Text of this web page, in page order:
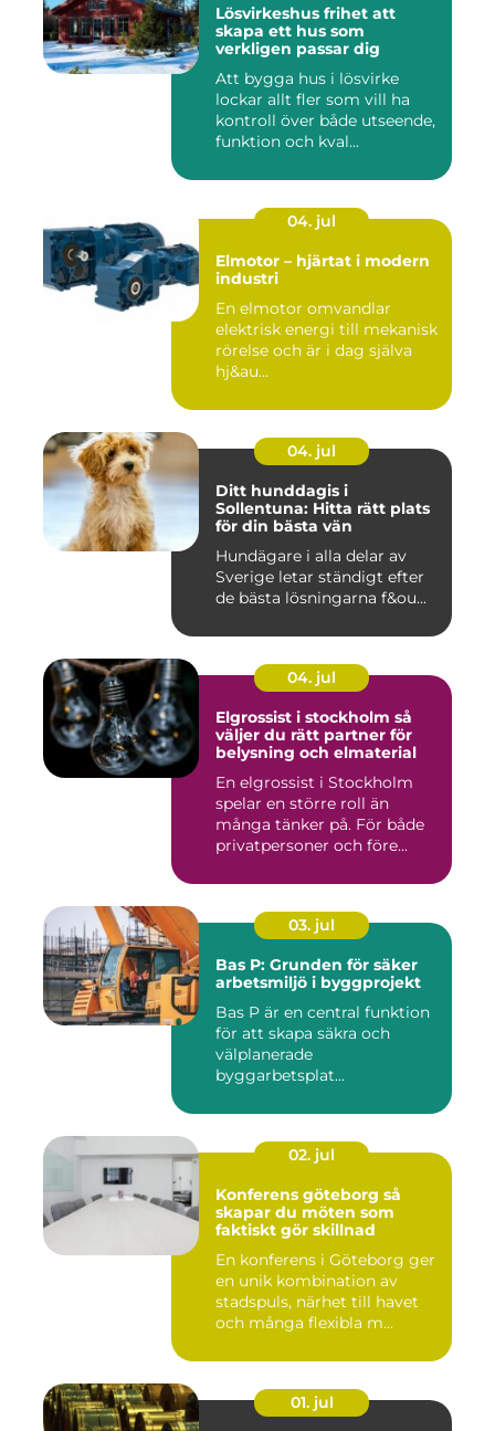
Lösvirkeshus frihet att
skapa ett hus som
verkligen passar dig
Att bygga hus i lösvirke
lockar allt fler som vill ha
kontroll över både utseende,
funktion och kval...
04. jul
Elmotor – hjärtat i modern
industri
En elmotor omvandlar
elektrisk energi till mekanisk
rörelse och är i dag själva
hj&au...
04. jul
Ditt hunddagis i
Sollentuna: Hitta rätt plats
för din bästa vän
Hundägare i alla delar av
Sverige letar ständigt efter
de bästa lösningarna f&ou...
04. jul
Elgrossist i stockholm så
väljer du rätt partner för
belysning och elmaterial
En elgrossist i Stockholm
spelar en större roll än
många tänker på. För både
privatpersoner och före...
03. jul
Bas P: Grunden för säker
arbetsmiljö i byggprojekt
Bas P är en central funktion
för att skapa säkra och
välplanerade
byggarbetsplat...
02. jul
Konferens göteborg så
skapar du möten som
faktiskt gör skillnad
En konferens i Göteborg ger
en unik kombination av
stadspuls, närhet till havet
och många flexibla m...
01. jul